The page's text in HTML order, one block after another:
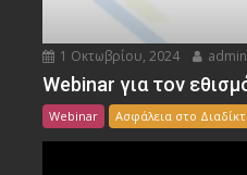
1 Οκτωβρίου, 2024 admin
Webinar για τον
Webinar Ασφάλεια στο